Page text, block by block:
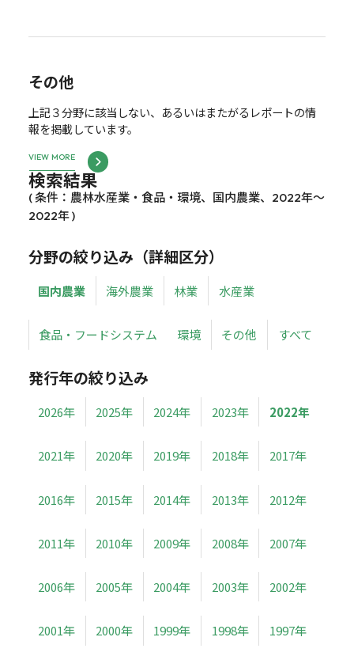
その他
上記３分野に該当しない、あるいはまたがるレポートの情
報を掲載しています。
VIEW MORE
検索結果
( 条件：農林水産業・食品・環境、国内農業、2022年～
2022年 )
分野の絞り込み（詳細区分）
国内農業 海外農業 林業 水産業
食品・フードシステム 環境 その他 すべて
発行年の絞り込み
2026年 2025年 2024年 2023年 2022年
2021年 2020年 2019年 2018年 2017年
2016年 2015年 2014年 2013年 2012年
2011年 2010年 2009年 2008年 2007年
2006年 2005年 2004年 2003年 2002年
2001年 2000年 1999年 1998年 1997年